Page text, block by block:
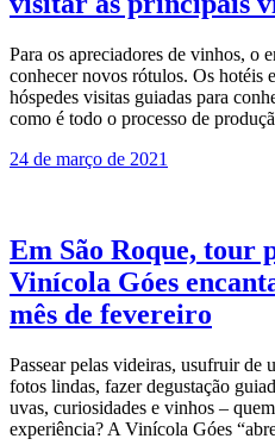
Para os apreciadores de vinhos, o
conhecer novos rótulos. Os hotéis
hóspedes visitas guiadas para
como é todo o processo de
24 de março de 2021
Em São Roque, tour
Vinícola Góes
mês de fevereiro
Passear pelas videiras, usufruir de
fotos lindas, fazer degustação
uvas, curiosidades e vinhos –
experiência? A Vinícola Góes